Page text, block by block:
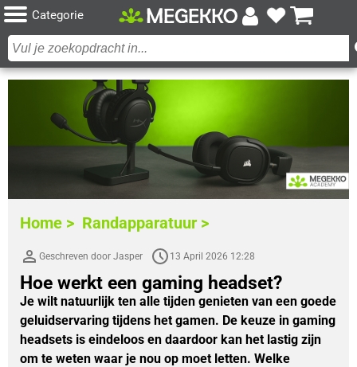
Categorie
Home > Randapparatuur >
Geschreven door Jasper 13 April 2026 12:28
Hoe werkt een gaming headset?
Je wilt natuurlijk ten alle tijden genieten van een goede
geluidservaring tijdens het gamen. De keuze in gaming
headsets is eindeloos en daardoor kan het lastig zijn
om te weten waar je nou op moet letten. Welke